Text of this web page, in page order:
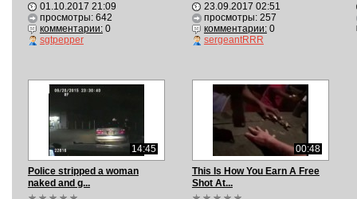
01.10.2017 21:09
просмотры: 642
комментарии:0
sgtpepper
23.09.2017 02:51
просмотры: 257
комментарии:0
sergeantRRR
14:45
Police stripped a woman
naked and g...
00:48
This Is How You Earn A Free
Shot At...